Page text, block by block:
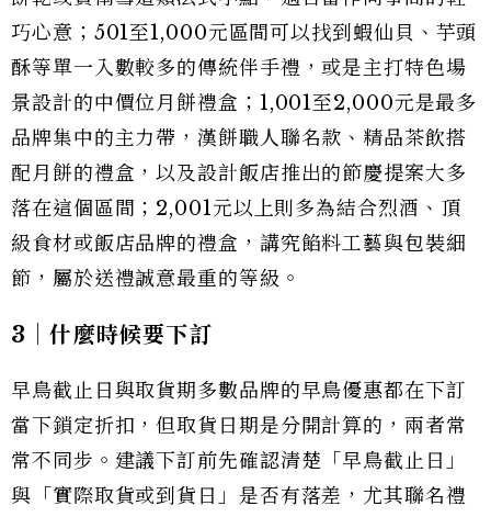
巧心意；501至1,000元區間可以找到蝦仙貝、芋頭
酥等單一入數較多的傳統伴手禮，或是主打特色場
景設計的中價位月餅禮盒；1,001至2,000元是最多
品牌集中的主力帶，漢餅職人聯名款、精品茶飲搭
配月餅的禮盒，以及設計飯店推出的節慶提案大多
落在這個區間；2,001元以上則多為結合烈酒、頂
級食材或飯店品牌的禮盒，講究餡料工藝與包裝細
節，屬於送禮誠意最重的等級。
3｜什麼時候要下訂
早鳥截止日與取貨期多數品牌的早鳥優惠都在下訂
當下鎖定折扣，但取貨日期是分開計算的，兩者常
常不同步。建議下訂前先確認清楚「早鳥截止日」
與「實際取貨或到貨日」是否有落差，尤其聯名禮